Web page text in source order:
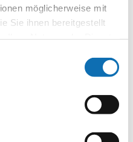
möglicherweise mit
Sie ihnen bereitgestellt
Ansprechpartnerinnen
begleiten sie persönlich
der Einreichung
sich formale Fehler
von fünf Monaten